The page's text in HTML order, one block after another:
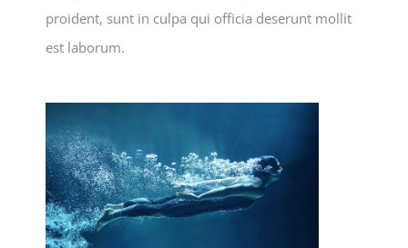
proident, sunt in culpa qui officia deserunt mollit
est laborum.